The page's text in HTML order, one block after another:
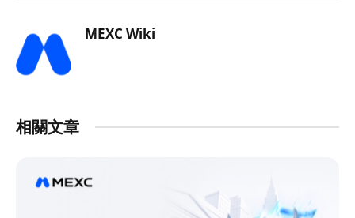
MEXC Wiki
相關文章